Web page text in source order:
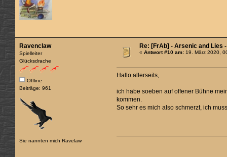
Ravenclaw
Spielleiter
Glücksdrache
Offline
Beiträge: 961
Sie nannten mich Ravelaw
Re: [FrAb] - Arsenic and Lies
«Antwort #10 am: 19. März 2020,
Hallo allerseits,
ich habe soeben auf offener Bühne
kommen.
So sehr es mich also schmerzt, ich